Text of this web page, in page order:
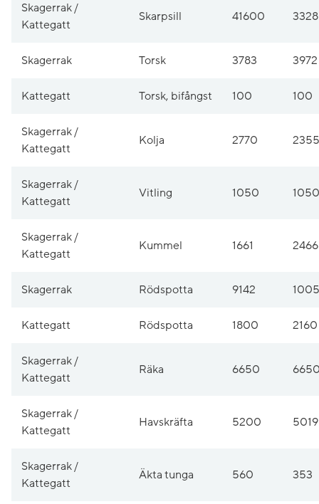
Skagerrak /
Kattegatt
Skarpsill 41600
Skagerrak Torsk 3783 3972
Kattegatt Torsk, bifångst 100 100
Skagerrak /
Kattegatt
Kolja 2770 2355
Skagerrak /
Kattegatt
Vitling 1050 1050
Skagerrak /
Kattegatt
Kummel 1661 2466
Skagerrak Rödspotta 9142
Kattegatt Rödspotta 1800 2160
Skagerrak /
Kattegatt
Räka 6650
Skagerrak /
Kattegatt
Havskräfta 5200 5019
Skagerrak /
Kattegatt
Äkta tunga 560 353